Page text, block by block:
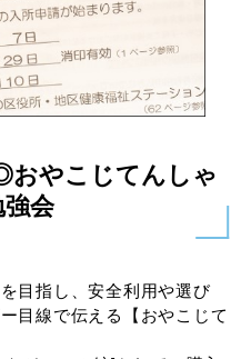
おやこじてんしゃ
強会
目指し、安全利用や選び
目線で伝える【おやこじて